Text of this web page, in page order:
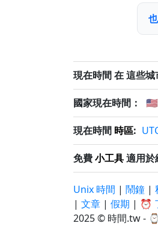
現在時間 在 這些城
國家現在時間：
現在時間 時區:
免費小工具適用於
Unix 時間 | 鬧鐘 |
| 文章 | 假期 | ⏰
2025 © 時間.tw -